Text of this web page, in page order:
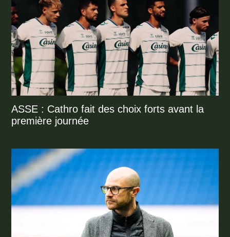
ASSE : Cathro fait des choix forts avant la
première journée